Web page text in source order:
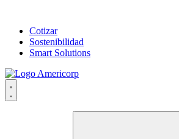
Cotizar
Sostenibilidad
Smart Solutions